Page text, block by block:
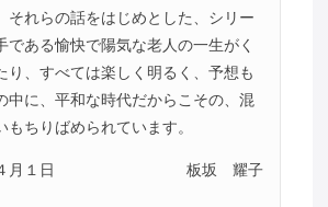
それらの話をはじめとした、シリー
である愉快で陽気な老人の一生がく
り、すべては楽しく明るく、予想も
中に、平和な時代だからこその、混
もちりばめられています。
月１日 板坂 耀子